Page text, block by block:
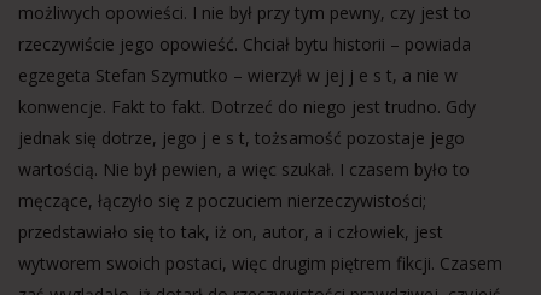
możliwych opowieści. I nie był przy tym pewny, czy jest to
rzeczywiście jego opowieść. Chciał bytu historii – powiada
egzegeta Stefan Szymutko – wierzył w jej j e s t, a nie w
konwencje. Fakt to fakt. Dotrzeć do niego jest trudno. Gdy
jednak się dotrze, jego j e s t, tożsamość pozostaje jego
wartością. Nie był pewien, a więc szukał. I czasem było to
męczące, łączyło się z poczuciem nierzeczywistości;
przedstawiało się to tak, iż on, autor, a i człowiek, jest
wytworem swoich postaci, więc drugim piętrem fikcji. Czasem